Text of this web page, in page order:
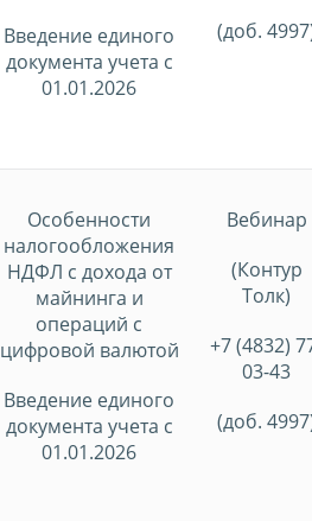
Введение единого
документа учета с
01.01.2026
(доб.
Особенности
налогообложения
НДФЛ с дохода от
майнинга и
операций с
цифровой валютой
Введение единого
документа учета с
01.01.2026
Вебинар
(Контур
Толк)
+7 (4832)
03-43
(доб.